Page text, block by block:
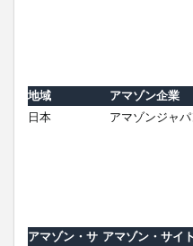
地域
アマゾン企業
日本
アマゾンジャ
アマゾン・サ アマゾン・サイ